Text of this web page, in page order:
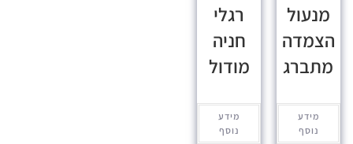
מנעול
הצמדה
מתברג
מידע
נוסף
רגלי
חניה
מודול
מידע
נוסף